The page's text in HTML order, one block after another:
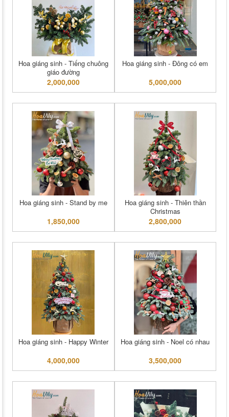
Hoa giáng sinh - Tiếng chuông
giáo đường
2,000,000
Hoa giáng sinh - Đông có em
5,000,000
Hoa giáng sinh - Stand by me
1,850,000
Hoa giáng sinh - Thiên thần
Christmas
2,800,000
Hoa giáng sinh - Happy Winter
4,000,000
Hoa giáng sinh - Noel có nhau
3,500,000